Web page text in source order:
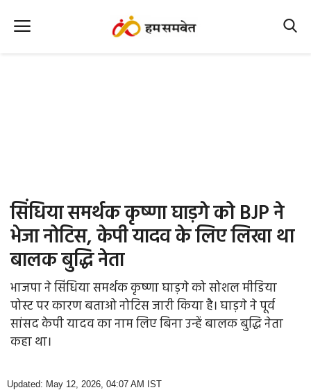
Office Office
Political Gossips
Farm & Food
Opinion
Photo Gallery
सिंधिया समर्थक कृष्णा घाड़गे को BJP ने
भेजा नोटिस, केपी यादव के लिए लिखा था
बालक बुद्धि नेता
भाजपा ने सिंधिया समर्थक कृष्णा घाड़गे को सोशल मीडिया
पोस्ट पर कारण बताओ नोटिस जारी किया है। घाड़गे ने पूर्व
सांसद केपी यादव का नाम लिए बिना उन्हें बालक बुद्धि नेता
कहा था।
Updated: May 12, 2026, 04:07 AM IST